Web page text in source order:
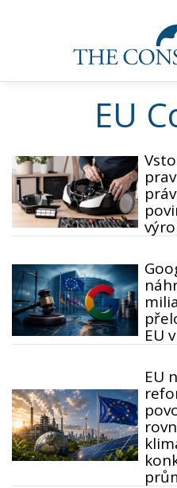
EU
EU
EU